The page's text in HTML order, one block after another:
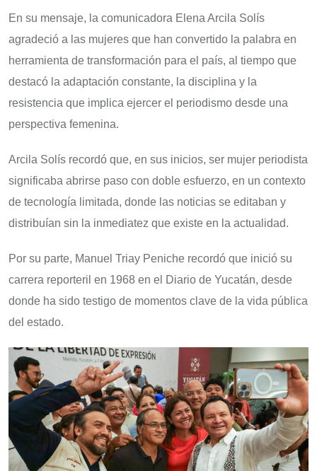
En su mensaje, la comunicadora Elena Arcila Solís
agradeció a las mujeres que han convertido la palabra en
herramienta de transformación para el país, al tiempo que
destacó la adaptación constante, la disciplina y la
resistencia que implica ejercer el periodismo desde una
perspectiva femenina.
Arcila Solís recordó que, en sus inicios, ser mujer periodista
significaba abrirse paso con doble esfuerzo, en un contexto
de tecnología limitada, donde las noticias se editaban y
distribuían sin la inmediatez que existe en la actualidad.
Por su parte, Manuel Triay Peniche recordó que inició su
carrera reporteril en 1968 en el Diario de Yucatán, desde
donde ha sido testigo de momentos clave de la vida pública
del estado.